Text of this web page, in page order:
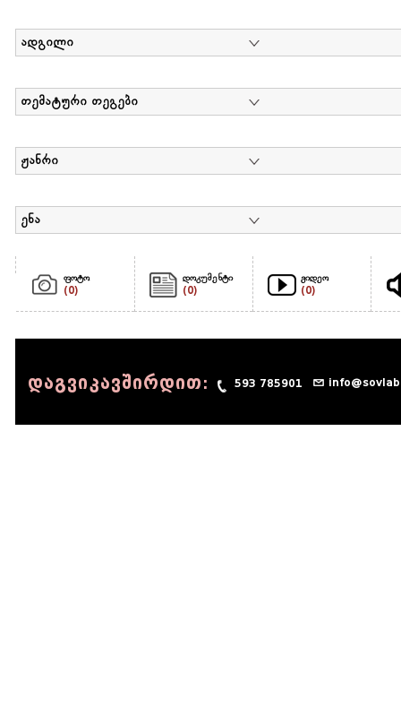
ადგილი
თემატური თეგები
ჟანრი
ენა
ფოტო
(0)
დოკუმენტი
(0)
ვიდეო
(0)
დაგვიკავშირდით: 593 785901